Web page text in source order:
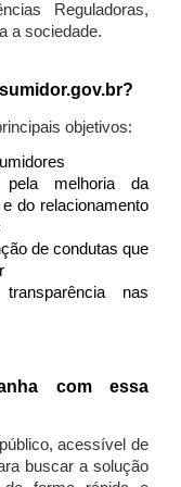
Reguladoras,
a sociedade.
objetivos:
pela melhoria da
do relacionamento
de condutas que
nas
com essa
acessível de
buscar a solução